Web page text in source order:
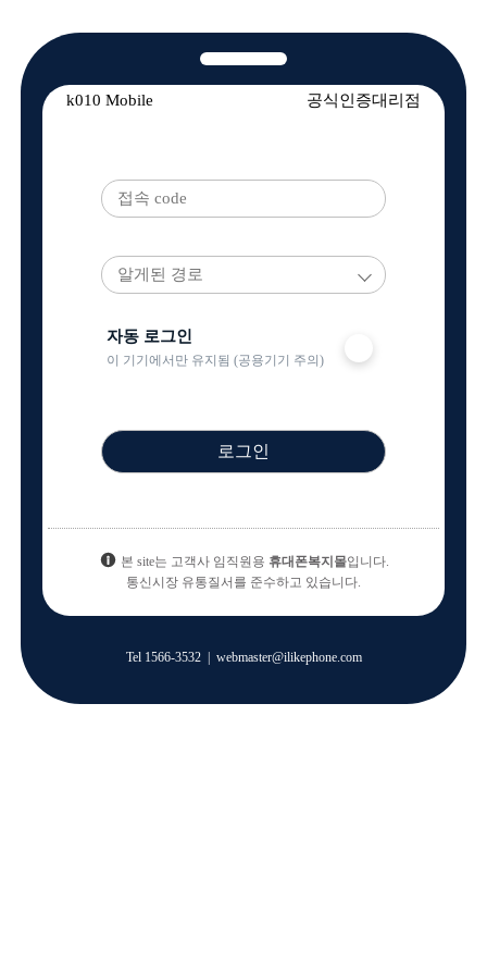
알게된 경로
자동 로그인
이 기기에서만 유지됨 (공용기기 주의)
로그인
본 site는 고객사 임직원용 휴대폰복지몰입니다.
통신시장 유통질서를 준수하고 있습니다.
Tel 1566-3532| webmaster@ilikephone.com